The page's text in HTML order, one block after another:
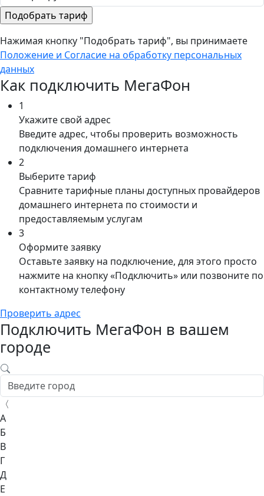
Нажимая кнопку "Подобрать тариф", вы принимаете
Положение и Согласие на обработку персональных
данных
Как подключить МегаФон
1
Укажите свой адрес
Введите адрес, чтобы проверить возможность
подключения домашнего интернета
2
Выберите тариф
Сравните тарифные планы доступных провайдеров
домашнего интернета по стоимости и
предоставляемым услугам
3
Оформите заявку
Оставьте заявку на подключение, для этого просто
нажмите на кнопку «Подключить» или позвоните по
контактному телефону
Проверить адрес
Подключить МегаФон в вашем
городе
〈
А
Б
В
Г
Д
Е